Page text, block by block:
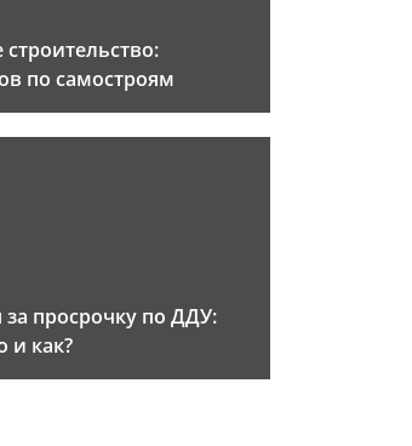
по самостроям
просрочку по ДДУ:
и как?